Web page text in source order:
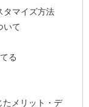
タマイズ方法
いて
る
たメリット・デ